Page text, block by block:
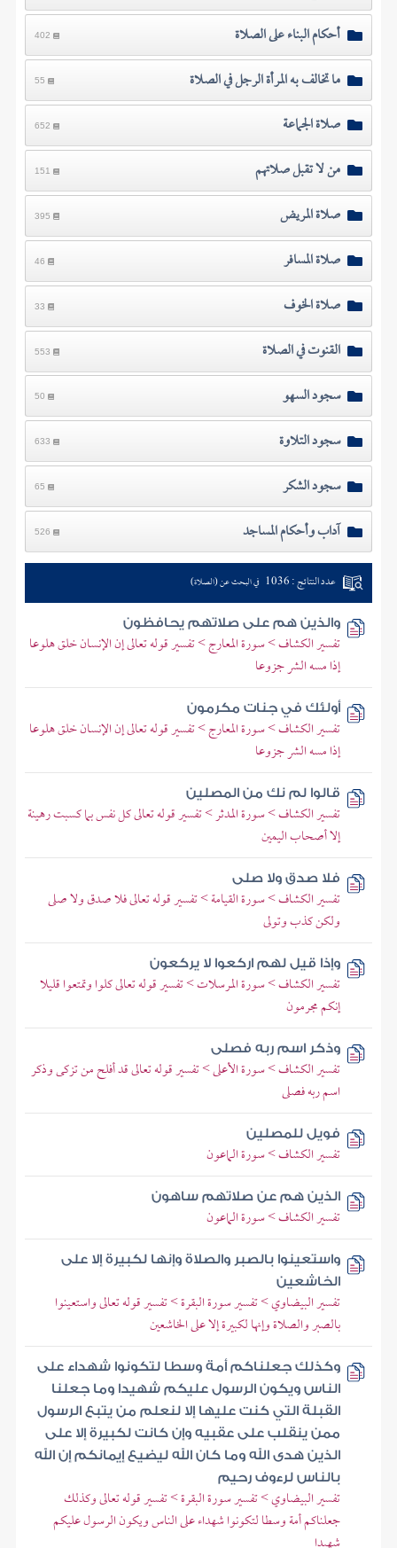
أحكام البناء على الصلاة 402
ما تخالف به المرأة الرجل في الصلاة 55
صلاة الجماعة 652
من لا تقبل صلاتهم 151
صلاة المريض 395
صلاة المسافر 46
صلاة الخوف 33
القنوت في الصلاة 553
سجود السهو 50
سجود التلاوة 633
سجود الشكر 65
آداب وأحكام المساجد 526
عدد النتائج : 1036 في البحث عن (الصلاة)
والذين هم على صلاتهم يحافظون
تفسير الكشاف > سورة المعارج > تفسير قوله تعالى إن الإنسان خلق هلوعا
إذا مسه الشر جزوعا
أولئك في جنات مكرمون
تفسير الكشاف > سورة المعارج > تفسير قوله تعالى إن الإنسان خلق هلوعا
إذا مسه الشر جزوعا
قالوا لم نك من المصلين
تفسير الكشاف > سورة المدثر > تفسير قوله تعالى كل نفس بما كسبت رهينة
إلا أصحاب اليمين
فلا صدق ولا صلى
تفسير الكشاف > سورة القيامة > تفسير قوله تعالى فلا صدق ولا صلى
ولكن كذب وتولى
وإذا قيل لهم اركعوا لا يركعون
تفسير الكشاف > سورة المرسلات > تفسير قوله تعالى كلوا وتمتعوا قليلا
إنكم مجرمون
وذكر اسم ربه فصلى
تفسير الكشاف > سورة الأعلى > تفسير قوله تعالى قد أفلح من تزكى وذكر
اسم ربه فصلى
فويل للمصلين
تفسير الكشاف > سورة الماعون
الذين هم عن صلاتهم ساهون
تفسير الكشاف > سورة الماعون
واستعينوا بالصبر والصلاة وإنها لكبيرة إلا على
الخاشعين
تفسير البيضاوي > تفسير سورة البقرة > تفسير قوله تعالى واستعينوا
بالصبر والصلاة وإنها لكبيرة إلا على الخاشعين
وكذلك جعلناكم أمة وسطا لتكونوا شهداء على
الناس ويكون الرسول عليكم شهيدا وما جعلنا
القبلة التي كنت عليها إلا لنعلم من يتبع الرسول
ممن ينقلب على عقبيه وإن كانت لكبيرة إلا على
الذين هدى الله وما كان الله ليضيع إيمانكم إن الله
بالناس لرءوف رحيم
تفسير البيضاوي > تفسير سورة البقرة > تفسير قوله تعالى وكذلك
جعلناكم أمة وسطا لتكونوا شهداء على الناس ويكون الرسول عليكم